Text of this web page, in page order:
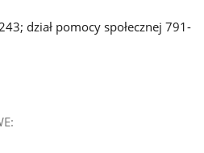
dział pomocy społecznej 791-